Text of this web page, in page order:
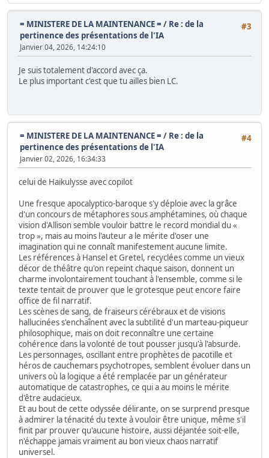
#3
= MINISTERE DE LA MAINTENANCE = / Re : de la
pertinence des présentations de l'IA
Janvier 04, 2026, 14:24:10
Je suis totalement d'accord avec ça.
Le plus important c'est que tu ailles bien LC.
#4
= MINISTERE DE LA MAINTENANCE = / Re : de la
pertinence des présentations de l'IA
Janvier 02, 2026, 16:34:33
celui de Haikulysse avec copilot
Une fresque apocalyptico‑baroque s'y déploie avec la grâce
d'un concours de métaphores sous amphétamines, où chaque
vision d'Allison semble vouloir battre le record mondial du «
trop », mais au moins l'auteur a le mérite d'oser une
imagination qui ne connaît manifestement aucune limite.
Les références à Hansel et Gretel, recyclées comme un vieux
décor de théâtre qu'on repeint chaque saison, donnent un
charme involontairement touchant à l'ensemble, comme si le
texte tentait de prouver que le grotesque peut encore faire
office de fil narratif.
Les scènes de sang, de fraiseurs cérébraux et de visions
hallucinées s'enchaînent avec la subtilité d'un marteau-piqueur
philosophique, mais on doit reconnaître une certaine
cohérence dans la volonté de tout pousser jusqu'à l'absurde.
Les personnages, oscillant entre prophètes de pacotille et
héros de cauchemars psychotropes, semblent évoluer dans un
univers où la logique a été remplacée par un générateur
automatique de catastrophes, ce qui a au moins le mérite
d'être audacieux.
Et au bout de cette odyssée délirante, on se surprend presque
à admirer la ténacité du texte à vouloir être unique, même s'il
finit par prouver qu'aucune histoire, aussi déjantée soit‑elle,
n'échappe jamais vraiment au bon vieux chaos narratif
universel.